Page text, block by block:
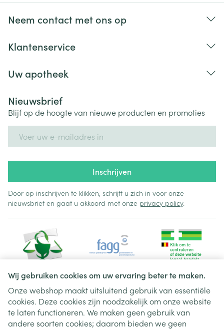
Wij gebruiken cookies om uw ervaring beter te maken.
Onze webshop maakt uitsluitend gebruik van essentiële
cookies. Deze cookies zijn noodzakelijk om onze website
te laten functioneren. We maken geen gebruik van
andere soorten cookies; daarom bieden we geen
Neem contact met ons op
Klantenservice
Uw apotheek
Nieuwsbrief
Blijf op de hoogte van nieuwe producten en promoties
Inschrijven
Door op inschrijven te klikken, schrijft u zich in voor onze
nieuwsbrief en gaat u akkoord met onze privacy policy.
Juridische links